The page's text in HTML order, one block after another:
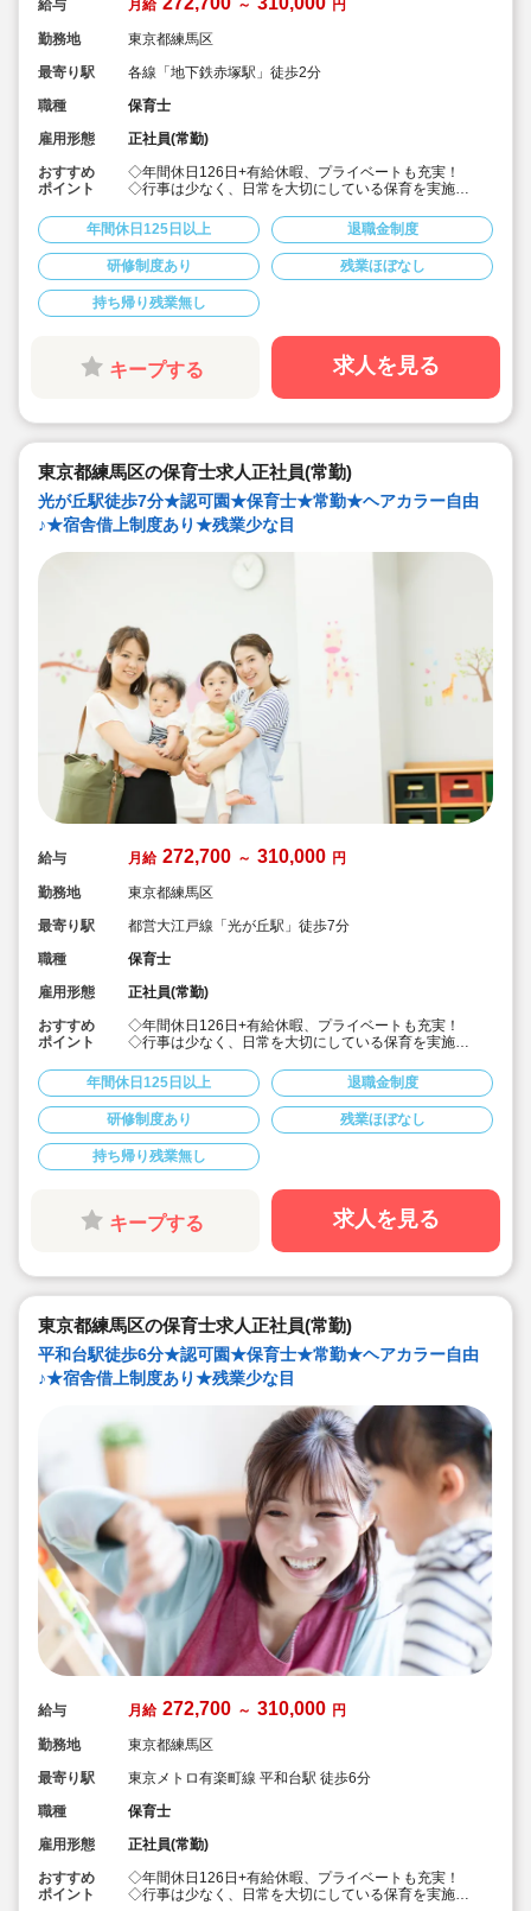
給与 月給 ～ 円
勤務地
東京都練馬区
最寄り駅
各線「地下鉄赤塚駅」徒歩2分
職種
保育士
雇用形態
正社員(常勤)
おすすめ
ポイント
◇年間休日126日+有給休暇、プライベートも充実！
◇行事は少なく、日常を大切にしている保育を実施
にしています。
◇産休・育休からの復帰（男性の育休実績あり）、時短
勤務実績多数で働きやすい職場です
◇ヘアカラーは自由。髪色の制限なし。
◇20代で経験少ない方もノビノビ働きやすい環境
◇書き物のICT化も進めており持ち帰り業務/残業ほぼな
し。
◇残業した場合の代は1分単位で支給されます
◇子どもが自分の意志や感情を尊重され、自分で選択し
ていくことをあたたかく見守り、子どもが主体の保育を
のような保育園
できる範囲で実施
◇在籍年数や保育経験に合わせた段階的な研修を年間総
計110回以上実施。研修も参加しやすい職場環境です
年間休日125日以上 退職金制度
研修制度あり 残業ほぼなし
持ち帰り残業無し
キープする 求人を見る
東京都練馬区の保育士求人正社員(常勤)
光が丘駅徒歩7分★認可園★保育士★常勤★ヘアカラー自由
♪★宿舎借上制度あり★残業少な目
給与 月給 272,700 ～ 310,000 円
勤務地
東京都練馬区
最寄り駅
都営大江戸線「光が丘駅」徒歩7分
職種
保育士
雇用形態
正社員(常勤)
おすすめ
ポイント
◇年間休日126日+有給休暇、プライベートも充実！
◇行事は少なく、日常を大切にしている保育を実施
にしています。
◇産休・育休からの復帰（男性の育休実績あり）、時短
勤務実績多数で働きやすい職場です
◇ヘアカラーは自由。髪色の制限なし。
◇20代で経験少ない方もノビノビ働きやすい環境
◇書き物のICT化も進めており持ち帰り業務/残業ほぼな
し。
◇残業した場合の代は1分単位で支給されます
◇子どもが自分の意志や感情を尊重され、自分で選択し
ていくことをあたたかく見守り、子どもが主体の保育を
◇無垢の木を使った園舎。優しくぬくもりのあるおうち
のような保育園
できる範囲で実施
◇在籍年数や保育経験に合わせた段階的な研修を年間総
計110回以上実施。研修も参加しやすい職場環境です
年間休日125日以上 退職金制度
研修制度あり 残業ほぼなし
持ち帰り残業無し
キープする 求人を見る
東京都練馬区の保育士求人正社員(常勤)
平和台駅徒歩6分★認可園★保育士★常勤★ヘアカラー自由
♪★宿舎借上制度あり★残業少な目
給与 月給 272,700 ～ 310,000 円
勤務地
東京都練馬区
最寄り駅
東京メトロ有楽町線 平和台駅 徒歩6分
職種
保育士
雇用形態
正社員(常勤)
おすすめ
ポイント
◇年間休日126日+有給休暇、プライベートも充実！
◇行事は少なく、日常を大切にしている保育を実施